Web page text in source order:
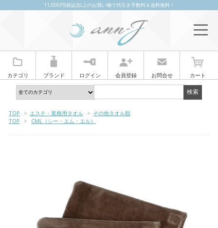
11,000円(税込)以上のお買い物で代引き手数料＆送料無料！
カテゴリ ブランド ログイン 会員登録 お問合せ カート
TOP > エステ・業務用タオル > その他タオル類
TOP
> CML（シー・エム・エル）